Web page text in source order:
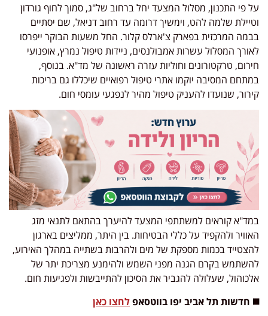
על פי התכנון, מסלול המצעד יחל ברחוב של"ג, סמוך לחוף גורדון
וטיילת שלמה להט, וימשיך דרומה עד רחוב דניאל, שם יסתיים
בבמה המרכזית בפארק צ'ארלס קלור. החל משעות הבוקר ייפרסו
לאורך המסלול עשרות אמבולנסים, ניידות טיפול נמרץ, אופנועי
חירום, טרקטורונים וחוליות עזרה ראשונה של מד"א. בנוסף,
במתחם המסיבה יוקמו אתרי טיפול רפואיים שיכללו גם בריכות
קירור, שנועדו להעניק טיפול מהיר לנפגעי עומסי חום.
במד"א קוראים למשתתפי המצעד להיערך בהתאם לתנאי מזג
האוויר ולהקפיד על כללי הבטיחות. בין היתר, ממליצים בארגון
להצטייד בכמות מספקת של מים ולהרבות בשתייה במהלך האירוע,
להשתמש בקרם הגנה מפני השמש ולהימנע מצריכת יתר של
אלכוהול, שעלולה להגביר את הסיכון להתייבשות ולפגיעות חום.
◼️ חדשות תל אביב יפו בווטסאפלחצו כאן